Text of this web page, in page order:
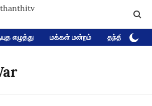
எழுத்து மக்கள் மன்றம் தந்தி டிவி